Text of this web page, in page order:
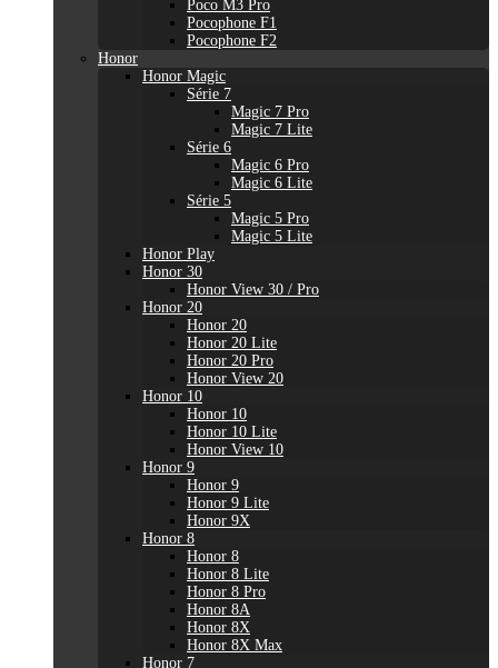
Poco M3 Pro
Pocophone F1
Pocophone F2
Honor
Honor Magic
Série 7
Magic 7 Pro
Magic 7 Lite
Série 6
Magic 6 Pro
Magic 6 Lite
Série 5
Magic 5 Pro
Magic 5 Lite
Honor Play
Honor 30
Honor View 30 / Pro
Honor 20
Honor 20
Honor 20 Lite
Honor 20 Pro
Honor View 20
Honor 10
Honor 10
Honor 10 Lite
Honor View 10
Honor 9
Honor 9
Honor 9 Lite
Honor 9X
Honor 8
Honor 8
Honor 8 Lite
Honor 8 Pro
Honor 8A
Honor 8X
Honor 8X Max
Honor 7